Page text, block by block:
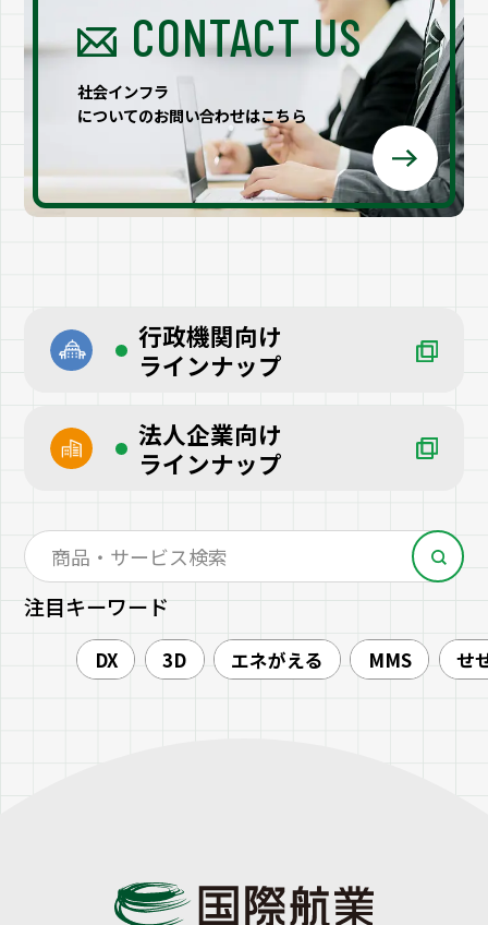
CONTACT US
社会インフラ
についてのお問い合わせはこちら
行政機関向け
ラインナップ
法人企業向け
ラインナップ
注目キーワード
DX 3D エネがえる MMS せ